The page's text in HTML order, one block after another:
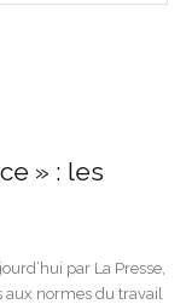
» : les
par La Presse,
aux normes du travail